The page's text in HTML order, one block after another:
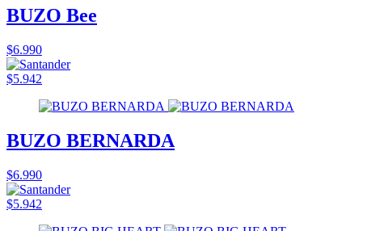
BUZO Bee
$6.990
$5.942
BUZO BERNARDA
$6.990
$5.942